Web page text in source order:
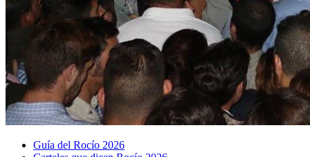
Guía del Rocío 2026